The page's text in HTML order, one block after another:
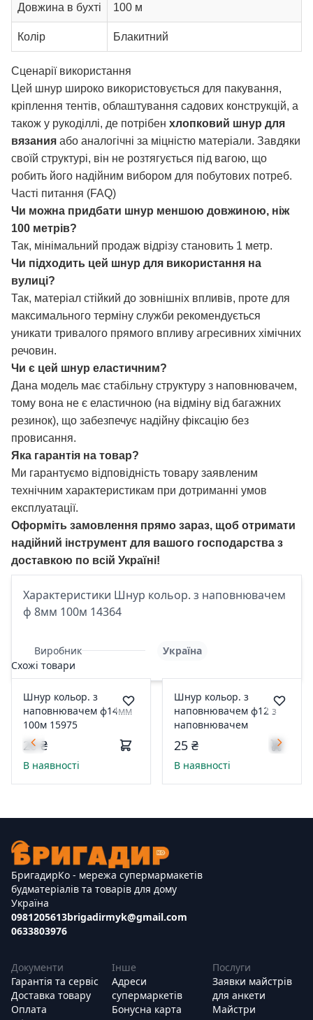
Довжина в бухті 100 м
Колір Блакитний
Сценарії використання
Цей шнур широко використовується для пакування,
кріплення тентів, облаштування садових конструкцій, а
також у рукоділлі, де потрібен хлопковий шнур для
вязания або аналогічні за міцністю матеріали. Завдяки
своїй структурі, він не розтягується під вагою, що
робить його надійним вибором для побутових потреб.
Часті питання (FAQ)
Чи можна придбати шнур меншою довжиною, ніж
100 метрів?
Так, мінімальний продаж відрізу становить 1 метр.
Чи підходить цей шнур для використання на
вулиці?
Так, матеріал стійкий до зовнішніх впливів, проте для
максимального терміну служби рекомендується
уникати тривалого прямого впливу агресивних хімічних
речовин.
Чи є цей шнур еластичним?
Дана модель має стабільну структуру з наповнювачем,
тому вона не є еластичною (на відміну від багажних
резинок), що забезпечує надійну фіксацію без
провисання.
Яка гарантія на товар?
Ми гарантуємо відповідність товару заявленим
технічним характеристикам при дотриманні умов
експлуатації.
Оформіть замовлення прямо зараз, щоб отримати
надійний інструмент для вашого господарства з
доставкою по всій Україні!
Характеристики Шнур кольор. з наповнювачем
ф 8мм 100м 14364
Виробник
Україна
Схожі товари
Шнур кольор. з
наповнювачем ф14мм
100м 15975
20 ₴
В наявності
Шнур кольор. з
наповнювачем ф12 з
наповнювачем
25 ₴
В наявності
БригадирКо - мережа супермармакетів
будматеріалів та товарів для дому
Україна
0981205613
0633803976
brigadirmyk@gmail.com
Документи
Гарантія та сервіс
Доставка товару
Оплата
Інше
Адреси
супермаркетів
Бонусна карта
Послуги
Заявки майстрів
для анкети
Майстри